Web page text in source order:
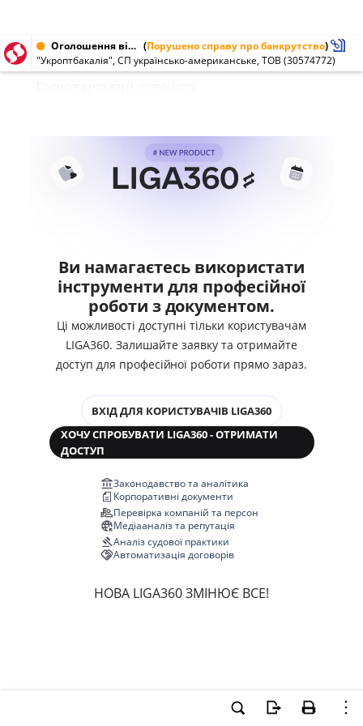
Оголошення від 06.06.2008 № 30574772 (Порушено справу про банкрутство)
"Укроптбакалія", СП українсько-американське, ТОВ (30574772)
Ви намагаєтесь використати
інструменти для професійної
роботи з документом.
Ці можливості доступні тільки користувачам
LIGA360. Залишайте заявку та отримайте
доступ для професійної роботи прямо зараз.
ВХІД ДЛЯ КОРИСТУВАЧІВ LIGA360
ХОЧУ СПРОБУВАТИ LIGA360 - ОТРИМАТИ
ДОСТУП
Законодавство та аналітика
Корпоративні документи
Перевірка компаній та персон
Медіааналіз та репутація
Аналіз судової практики
Автоматизація договорів
НОВА LIGA360 ЗМІНЮЄ ВСЕ!